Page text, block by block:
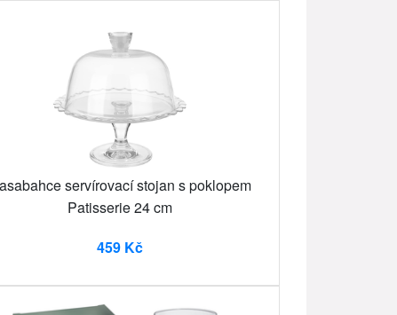
servírovací stojan s poklopem
Patisserie 24 cm
459 Kč